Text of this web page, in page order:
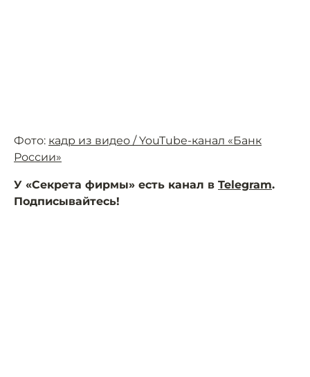
Фото: кадр из видео / YouTube-канал «Банк
России»
У «Секрета фирмы» есть канал в Telegram.
Подписывайтесь!